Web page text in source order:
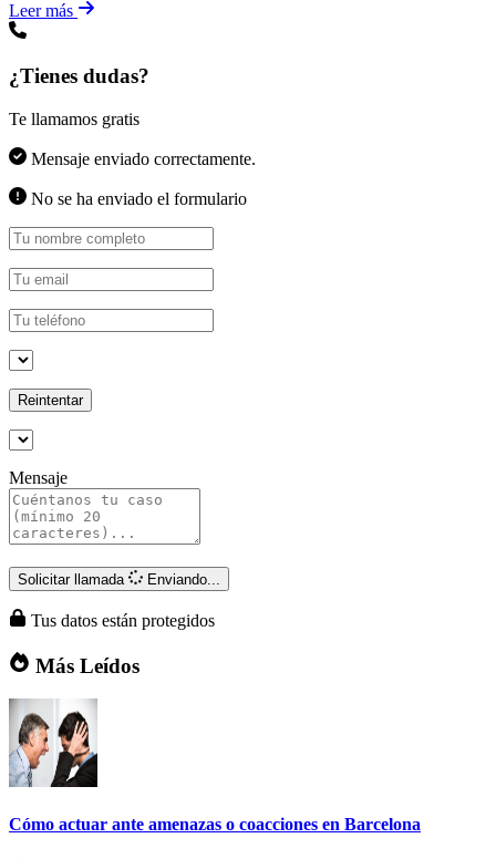
Leer más
¿Tienes dudas?
Te llamamos gratis
Mensaje enviado correctamente.
No se ha enviado el formulario
Reintentar
Mensaje
Solicitar llamada Enviando...
Tus datos están protegidos
Más Leídos
Cómo actuar ante amenazas o coacciones en Barcelona